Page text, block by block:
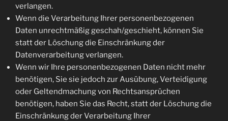
verlangen.
Wenn die Verarbeitung Ihrer personenbezogenen
Daten unrechtmäßig geschah/geschieht, können Sie
statt der Löschung die Einschränkung der
Datenverarbeitung verlangen.
Wenn wir Ihre personenbezogenen Daten nicht mehr
benötigen, Sie sie jedoch zur Ausübung, Verteidigung
oder Geltendmachung von Rechtsansprüchen
benötigen, haben Sie das Recht, statt der Löschung die
Einschränkung der Verarbeitung Ihrer